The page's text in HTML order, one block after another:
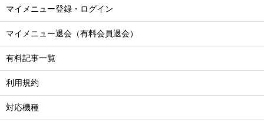
マイメニュー登録・ログイン
マイメニュー退会（有料会員退会）
有料記事一覧
利用規約
対応機種